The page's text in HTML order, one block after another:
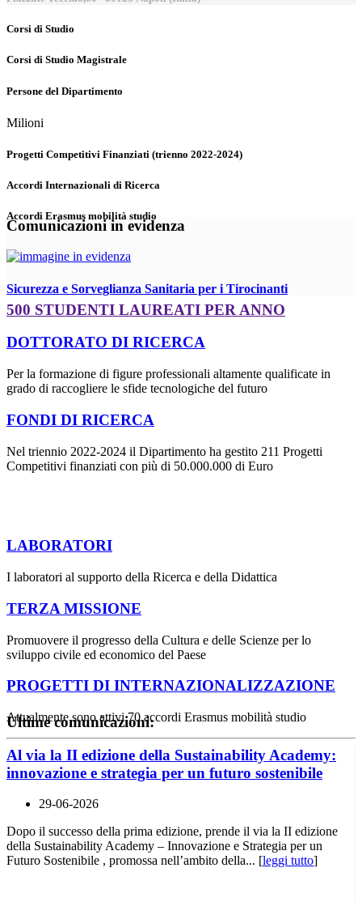
Corsi di Studio
Corsi di Studio Magistrale
Persone del Dipartimento
Milioni
Progetti Competitivi Finanziati (trienno 2022-2024)
Accordi Internazionali di Ricerca
Accordi Erasmus mobilità studio
Comunicazioni in evidenza
Sicurezza e Sorveglianza Sanitaria per i Tirocinanti
500 STUDENTI LAUREATI PER ANNO
DOTTORATO DI RICERCA
Per la formazione di figure professionali altamente qualificate in
grado di raccogliere le sfide tecnologiche del futuro
FONDI DI RICERCA
Nel triennio 2022-2024 il Dipartimento ha gestito 211 Progetti
Competitivi finanziati con più di 50.000.000 di Euro
LABORATORI
I laboratori al supporto della Ricerca e della Didattica
TERZA MISSIONE
Promuovere il progresso della Cultura e delle Scienze per lo
sviluppo civile ed economico del Paese
PROGETTI DI INTERNAZIONALIZZAZIONE
Attualmente sono attivi 70 accordi Erasmus mobilità studio
Ultime comunicazioni:
Al via la II edizione della Sustainability Academy:
innovazione e strategia per un futuro sostenibile
29-06-2026
Dopo il successo della prima edizione, prende il via la II edizione
della Sustainability Academy – Innovazione e Strategia per un
Futuro Sostenibile , promossa nell’ambito della... [leggi tutto]